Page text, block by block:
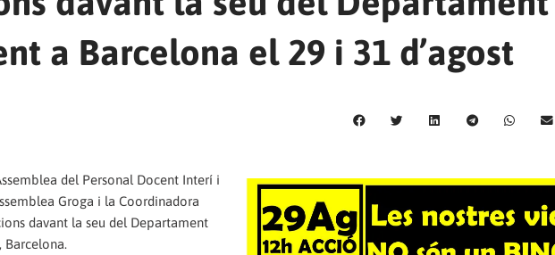
a Barcelona el 29 i 31 d’agost
del Personal Docent Interí i
Groga i la Coordinadora
davant la seu del Departament
Barcelona.